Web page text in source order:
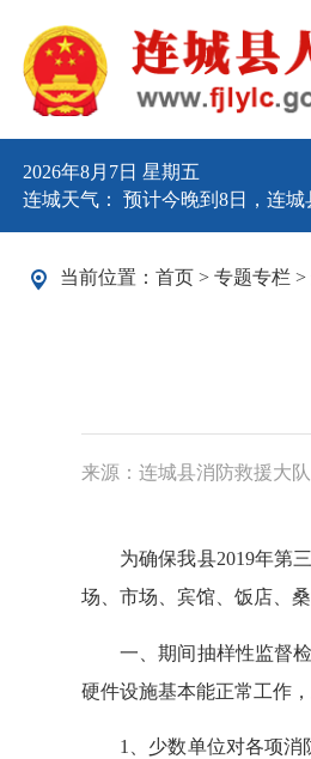
2026年8月7日 星期五
连城天气： 预计今晚到8日，连
当前位置： 首页 > 专题专栏 >
来源：连城县消防救援大队
为确保我县2019年第三
场、市场、宾馆、饭店、
一、期间抽样性监督检
硬件设施基本能正常工作
1、少数单位对各项消防